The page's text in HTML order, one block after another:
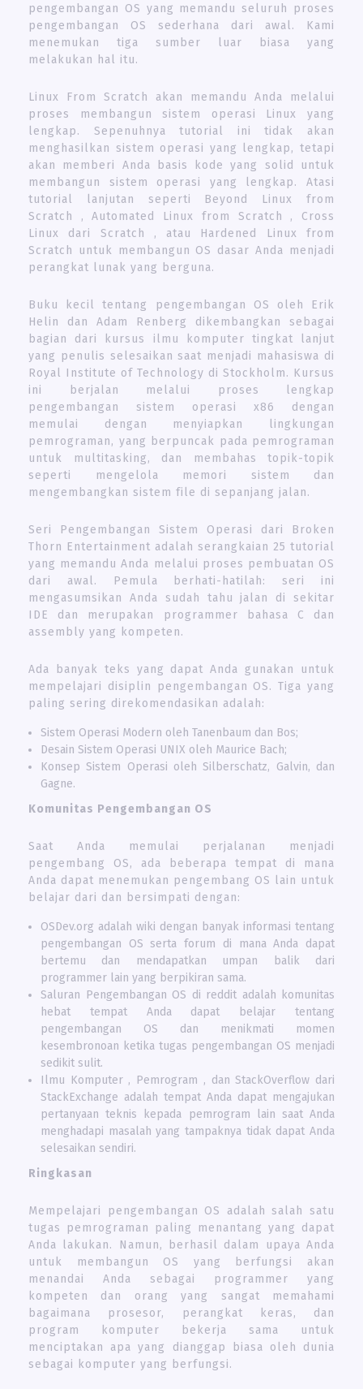
pengembangan OS yang memandu seluruh proses
pengembangan OS sederhana dari awal. Kami
menemukan tiga sumber luar biasa yang
melakukan hal itu.
Linux From Scratch akan memandu Anda melalui
proses membangun sistem operasi Linux yang
lengkap. Sepenuhnya tutorial ini tidak akan
menghasilkan sistem operasi yang lengkap, tetapi
akan memberi Anda basis kode yang solid untuk
membangun sistem operasi yang lengkap. Atasi
tutorial lanjutan seperti Beyond Linux from
Scratch , Automated Linux from Scratch , Cross
Linux dari Scratch , atau Hardened Linux from
Scratch untuk membangun OS dasar Anda menjadi
perangkat lunak yang berguna.
Buku kecil tentang pengembangan OS oleh Erik
Helin dan Adam Renberg dikembangkan sebagai
bagian dari kursus ilmu komputer tingkat lanjut
yang penulis selesaikan saat menjadi mahasiswa di
Royal Institute of Technology di Stockholm. Kursus
ini berjalan melalui proses lengkap
pengembangan sistem operasi x86 dengan
memulai dengan menyiapkan lingkungan
pemrograman, yang berpuncak pada pemrograman
untuk multitasking, dan membahas topik-topik
seperti mengelola memori sistem dan
mengembangkan sistem file di sepanjang jalan.
Seri Pengembangan Sistem Operasi dari Broken
Thorn Entertainment adalah serangkaian 25 tutorial
yang memandu Anda melalui proses pembuatan OS
dari awal. Pemula berhati-hatilah: seri ini
mengasumsikan Anda sudah tahu jalan di sekitar
IDE dan merupakan programmer bahasa C dan
assembly yang kompeten.
Ada banyak teks yang dapat Anda gunakan untuk
mempelajari disiplin pengembangan OS. Tiga yang
paling sering direkomendasikan adalah:
Sistem Operasi Modern oleh Tanenbaum dan Bos;
Desain Sistem Operasi UNIX oleh Maurice Bach;
Konsep Sistem Operasi oleh Silberschatz, Galvin, dan
Gagne.
Komunitas Pengembangan OS
Saat Anda memulai perjalanan menjadi
pengembang OS, ada beberapa tempat di mana
Anda dapat menemukan pengembang OS lain untuk
belajar dari dan bersimpati dengan:
OSDev.org adalah wiki dengan banyak informasi tentang
pengembangan OS serta forum di mana Anda dapat
bertemu dan mendapatkan umpan balik dari
programmer lain yang berpikiran sama.
Saluran Pengembangan OS di reddit adalah komunitas
hebat tempat Anda dapat belajar tentang
pengembangan OS dan menikmati momen
kesembronoan ketika tugas pengembangan OS menjadi
sedikit sulit.
Ilmu Komputer , Pemrogram , dan StackOverflow dari
StackExchange adalah tempat Anda dapat mengajukan
pertanyaan teknis kepada pemrogram lain saat Anda
menghadapi masalah yang tampaknya tidak dapat Anda
selesaikan sendiri.
Ringkasan
Mempelajari pengembangan OS adalah salah satu
tugas pemrograman paling menantang yang dapat
Anda lakukan. Namun, berhasil dalam upaya Anda
untuk membangun OS yang berfungsi akan
menandai Anda sebagai programmer yang
kompeten dan orang yang sangat memahami
bagaimana prosesor, perangkat keras, dan
program komputer bekerja sama untuk
menciptakan apa yang dianggap biasa oleh dunia
sebagai komputer yang berfungsi.